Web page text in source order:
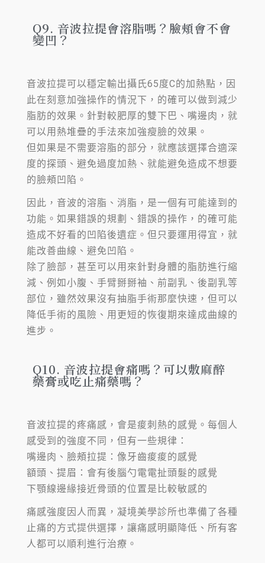
Q9. 音波拉提會溶脂嗎？臉頰會不會
變凹？
音波拉提可以穩定輸出攝氏65度C的加熱點，因
此在刻意加強操作的情況下，的確可以做到減少
脂肪的效果。針對較肥厚的雙下巴、嘴邊肉，就
可以用熱堆疊的手法來加強瘦臉的效果。
但如果是不需要溶脂的部分，就應該選擇合適深
度的探頭、避免過度加熱、就能避免造成不想要
的臉頰凹陷。
因此，音波的溶脂、消脂，是一個有可能達到的
功能。如果錯誤的規劃、錯誤的操作，的確可能
造成不好看的凹陷後遺症。但只要運用得宜，就
能改善曲線、避免凹陷。
除了臉部，甚至可以用來針對身體的脂肪進行縮
減、例如小腹、手臂掰掰袖、前副乳、後副乳等
部位，雖然效果沒有抽脂手術那麼快速，但可以
降低手術的風險、用更短的恢復期來達成曲線的
進步。
Q10. 音波拉提會痛嗎？可以敷麻醉
藥膏或吃止痛藥嗎？
音波拉提的疼痛感，會是痠刺熱的感覺。每個人
感受到的強度不同，但有一些規律：
嘴邊肉、臉頰拉提：像牙齒痠痠的感覺
額頭、提眉：會有後腦勺電電扯頭髮的感覺
下顎線邊緣接近骨頭的位置是比較敏感的
痛感強度因人而異，凝境美學診所也準備了各種
止痛的方式提供選擇，讓痛感明顯降低、所有客
人都可以順利進行治療。